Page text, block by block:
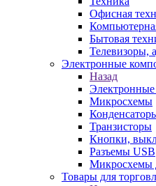
Офисная
Бытовая
Телевизоры,
Электронные
Назад
Микросхемы
Транзисторы
Кнопки,
Разъемы USB
Микросхемы
Товары для